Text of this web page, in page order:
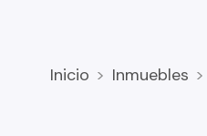
Inicio Inmuebles